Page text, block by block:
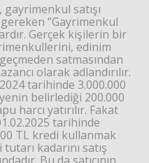
satışı
‘’Gayrimenkul
Gerçek kişilerin bir
edinim
satmasından
olarak adlandırılır.
tarihinde 3.000.000
belirlediği 200.000
harcı yatırılır. Fakat
tarihinde
TL kredi kullanmak
kadarını satış